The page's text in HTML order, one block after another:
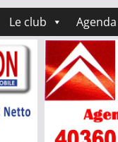
Le club Agenda